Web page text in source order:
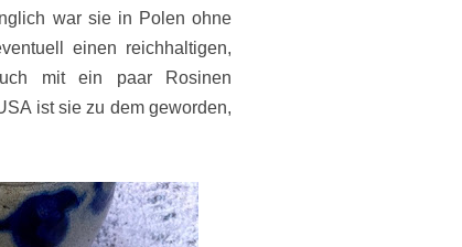
war sie in Polen ohne
einen reichhaltigen,
mit ein paar Rosinen
ist sie zu dem geworden,